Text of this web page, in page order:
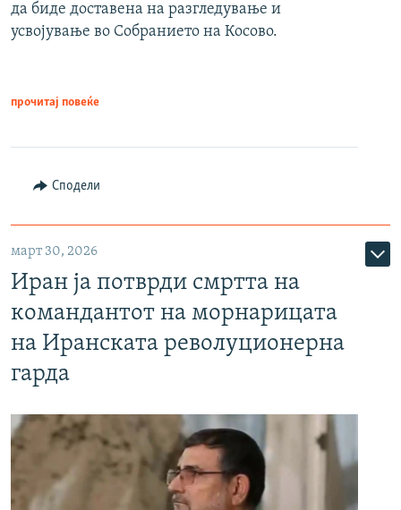
да биде доставена на разгледување и
усвојување во Собранието на Косово.
прочитај повеќе
Сподели
март 30, 2026
Иран ја потврди смртта на
командантот на морнарицата
на Иранската револуционерна
гарда